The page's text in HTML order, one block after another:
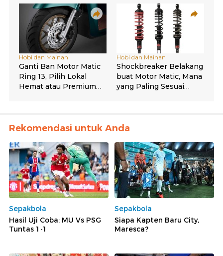
Rekomendasi untuk Anda
Sepakbola
Hasil Uji Coba: MU Vs PSG
Tuntas 1-1
Sepakbola
Siapa Kapten Baru City,
Maresca?